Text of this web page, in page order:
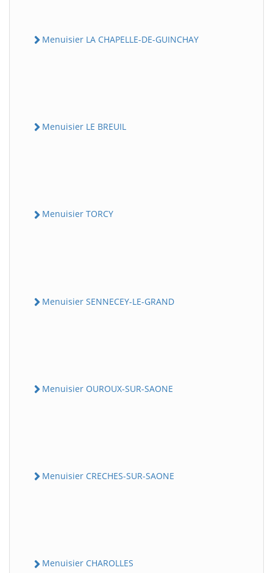
Menuisier LA CHAPELLE-DE-GUINCHAY
Menuisier LE BREUIL
Menuisier TORCY
Menuisier SENNECEY-LE-GRAND
Menuisier OUROUX-SUR-SAONE
Menuisier CRECHES-SUR-SAONE
Menuisier CHAROLLES